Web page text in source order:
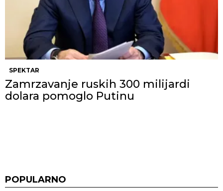
SPEKTAR
Zamrzavanje ruskih 300 milijardi
dolara pomoglo Putinu
POPULARNO